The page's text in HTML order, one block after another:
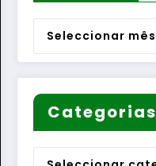
Arquivo
Categorias
Categorias